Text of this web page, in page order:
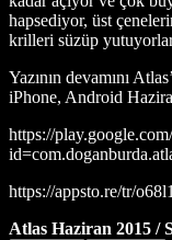
hapsediyor, üst
krilleri süzüp
Yazının devamını
iPhone, Android
https://
https://appsto.re/tr/
Atlas Haziran 2015 /